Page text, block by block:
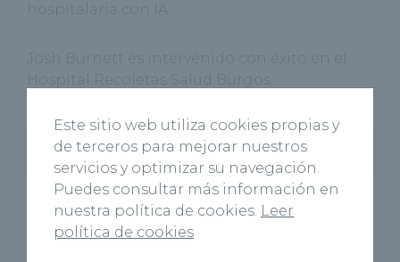
hospitalaria con IA
Josh Burnett es intervenido con éxito en el
Hospital Recoletas Salud Burgos
Categorías
Cardiología (11)
Este sitio web utiliza cookies propias y
de terceros para mejorar nuestros
servicios y optimizar su navegación.
Puedes consultar más información en
nuestra política de cookies. Leer
política de cookies